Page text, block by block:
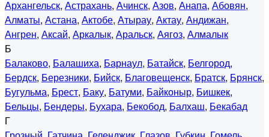
Архангельск, Астрахань, Ачинск, Азов, Анапа, Абовян,
Алматы, Астана, Актобе, Атырау, Актау, Андижан,
Ангрен, Аксай, Аркалык, Аральск, Аягоз, Алмалык
Б
Балаково, Балашиха, Барнаул, Батайск, Белгород,
Бердск, Березники, Бийск, Благовещенск, Братск, Брянск,
Бугульма, Брест, Баку, Батуми, Байконыр, Бишкек,
Бельцы, Бендеры, Бухара, Бекобод, Балхаш, Бекабад
Г